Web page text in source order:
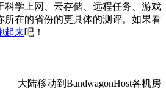
科学上网、云存储、远程任务、游戏
所在的省份的更具体的测评。如果看
起来吧！
大陆移动到BandwagonHost各机房